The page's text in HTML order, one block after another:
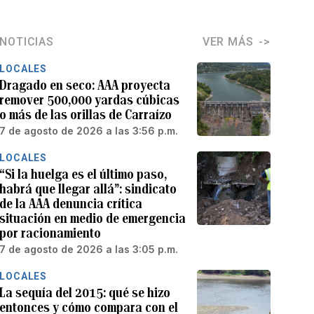
NOTICIAS VER MÁS
LOCALES
Dragado en seco: AAA proyecta
remover 500,000 yardas cúbicas
o más de las orillas de Carraízo
7 de agosto de 2026 a las 3:56 p.m.
LOCALES
“Si la huelga es el último paso,
habrá que llegar allá”: sindicato
de la AAA denuncia crítica
situación en medio de emergencia
por racionamiento
7 de agosto de 2026 a las 3:05 p.m.
LOCALES
La sequía del 2015: qué se hizo
entonces y cómo compara con el